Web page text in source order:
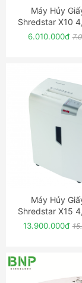
ĐẶT
Máy Hủy
Shredstar X10
6.010.000đ
ĐẶT
Máy Hủy
Shredstar X15
13.900.000đ